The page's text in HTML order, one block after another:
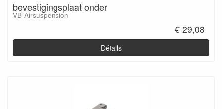
bevestigingsplaat onder
VB-Airsuspension
€ 29,08
Détails